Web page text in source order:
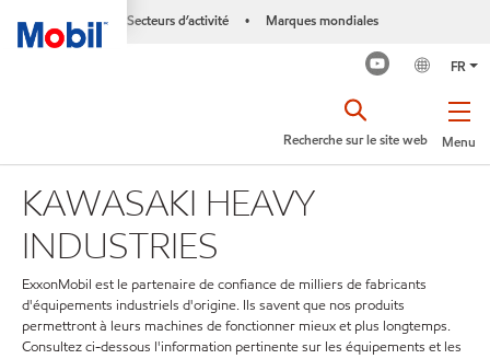
Secteurs d’activité • Marques mondiales
FR
Menu
Recherche sur le site web
KAWASAKI HEAVY
INDUSTRIES
ExxonMobil est le partenaire de confiance de milliers de fabricants
d'équipements industriels d'origine. Ils savent que nos produits
permettront à leurs machines de fonctionner mieux et plus longtemps.
Consultez ci-dessous l'information pertinente sur les équipements et les